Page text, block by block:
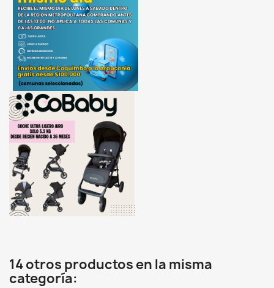
14 otros productos en la misma
categoría: